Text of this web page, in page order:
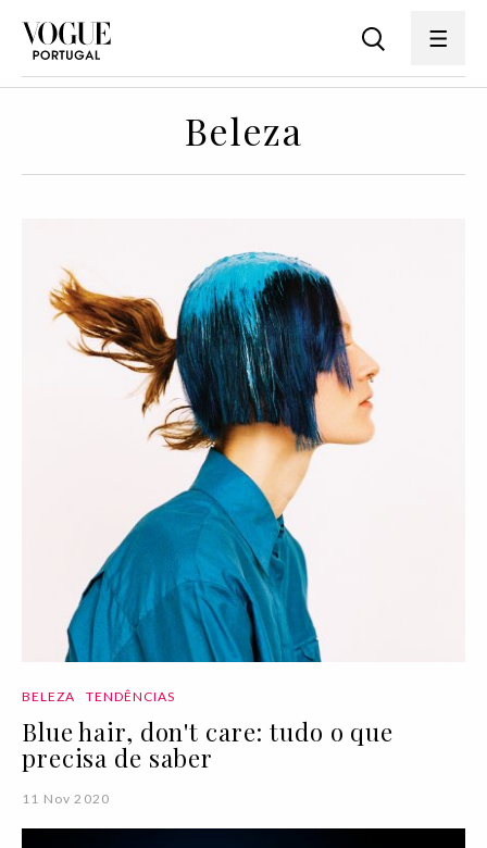
Beleza
BELEZA TENDÊNCIAS
Blue hair, don't care: tudo o que
precisa de saber
11 Nov 2020